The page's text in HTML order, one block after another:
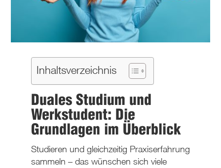
Inhaltsverzeichnis
Duales Studium und
Werkstudent: Die
Grundlagen im Überblick
Studieren und gleichzeitig Praxiserfahrung
sammeln – das wünschen sich viele